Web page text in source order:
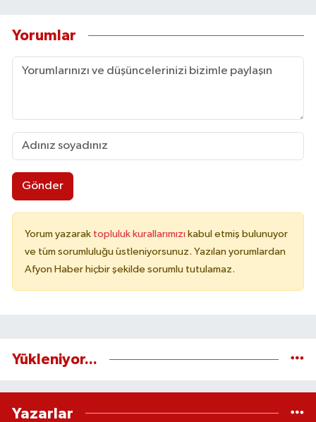
Yorumlar
Gönder
Yorum yazarak topluluk kurallarımızı kabul etmiş bulunuyor
ve tüm sorumluluğu üstleniyorsunuz. Yazılan yorumlardan
Afyon Haber hiçbir şekilde sorumlu tutulamaz.
Yükleniyor...
Yazarlar